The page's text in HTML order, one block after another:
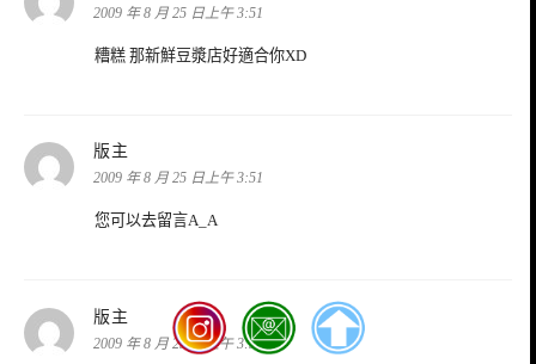
示:
2009 年 8 月 25 日上午 3:51
糟糕 那新鮮豆漿店好適合你XD
版主
示:
2009 年 8 月 25 日上午 3:51
您可以去留言A_A
版主
示:
2009 年 8 月 25 日上午 3:51